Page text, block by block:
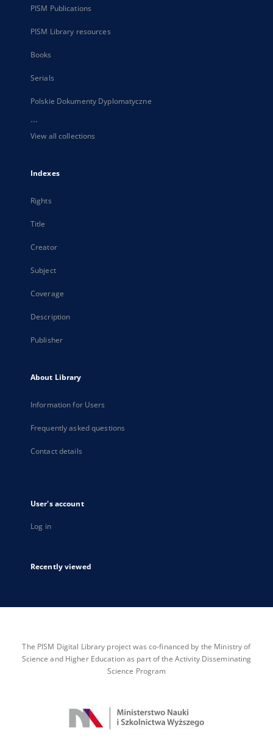
PISM Publications
PISM Library resources
Books
Serials
Polskie Dokumenty Dyplomatyczne
...
View all collections
Indexes
Rights
Title
Creator
Subject
Coverage
Description
Publisher
About Library
Information for Users
Frequently asked questions
Contact details
User's account
Log in
Recently viewed
The PISM Digital Library project was co-financed by the Ministry of
Science and Higher Education as part of the Activity Disseminating
Science Program